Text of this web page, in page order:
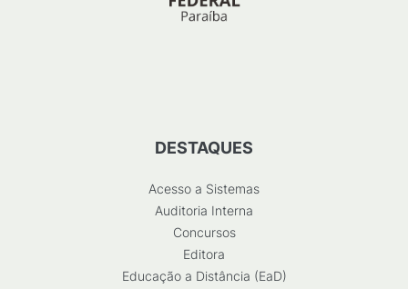
DESTAQUES
Acesso a Sistemas
Auditoria Interna
Concursos
Editora
Educação a Distância (EaD)